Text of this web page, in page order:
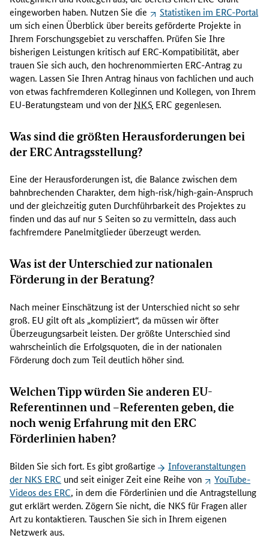
:
A
n
t
r
a
g
s
r
ü
f
n
g
,
B
u
g
e
p
l
a
n
u
n
,
P
r
o
b
v
o
r
t
r
eingeworben haben. Nutzen Sie die
Statistiken im ERC-Portal
um sich einen Überblick über bereits geförderte Projekte in
Ihrem Forschungsgebiet zu verschaffen. Prüfen Sie Ihre
bisherigen Leistungen kritisch auf ERC-Kompatibilität, aber
trauen Sie sich auch, den hochrenommierten ERC-Antrag zu
wagen. Lassen Sie Ihren Antrag hinaus von fachlichen und auch
von etwas fachfremderen Kolleginnen und Kollegen, von Ihrem
EU-Beratungsteam und von der NKS ERC gegenlesen.
Was sind die größten Herausforderungen bei
der ERC Antragsstellung?
Eine der Herausforderungen ist, die Balance zwischen dem
bahnbrechenden Charakter, dem high-risk/high-gain-Anspruch
und der gleichzeitig guten Durchführbarkeit des Projektes zu
finden und das auf nur 5 Seiten so zu vermitteln, dass auch
fachfremdere Panelmitglieder überzeugt werden.
Was ist der Unterschied zur nationalen
Förderung in der Beratung?
Nach meiner Einschätzung ist der Unterschied nicht so sehr
groß. EU gilt oft als „kompliziert“, da müssen wir öfter
Überzeugungsarbeit leisten. Der größte Unterschied sind
wahrscheinlich die Erfolgsquoten, die in der nationalen
Förderung doch zum Teil deutlich höher sind.
Welchen Tipp würden Sie anderen EU-
Referentinnen und –Referenten geben, die
noch wenig Erfahrung mit den ERC
Förderlinien haben?
Bilden Sie sich fort. Es gibt großartige
Infoveranstaltungen
der NKS ERC und seit einiger Zeit eine Reihe von
YouTube-
Videos des ERC, in dem die Förderlinien und die Antragstellung
gut erklärt werden. Zögern Sie nicht, die NKS für Fragen aller
Art zu kontaktieren. Tauschen Sie sich in Ihrem eigenen
Netzwerk aus.